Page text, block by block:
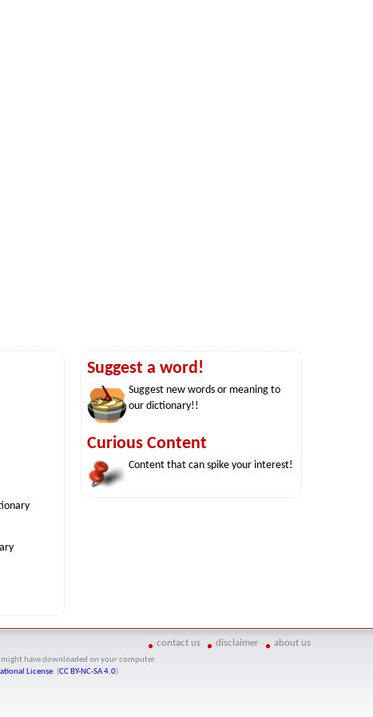
Suggest a word!
Suggest new words or meaning to
our dictionary!!
Curious Content
Content that can spike your interest!
contact us disclaimer about us
have downloaded on your computer.
License. (CC BY-NC-SA 4.0)